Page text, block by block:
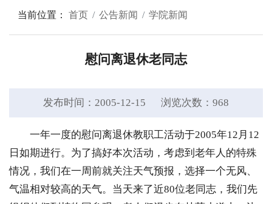
当前位置： 首页 公告新闻 学院新闻
慰问离退休老同志
发布时间：2005-12-15 浏览次数： 968
一年一度的慰问离退休教职工活动于2005年12月12
日如期进行。为了搞好本次活动，考虑到老年人的特殊
情况，我们在一周前就关注天气预报，选择一个无风、
气温相对较高的天气。当天来了近80位老同志，我们先